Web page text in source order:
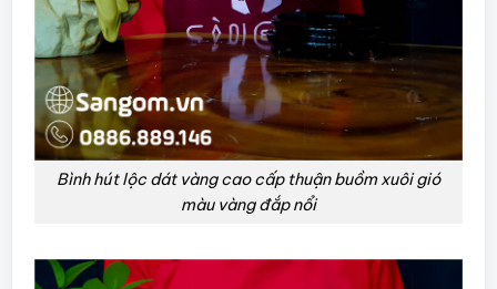
Bình hút lộc dát vàng cao cấp thuận buồm xuôi gió
màu vàng đắp nổi